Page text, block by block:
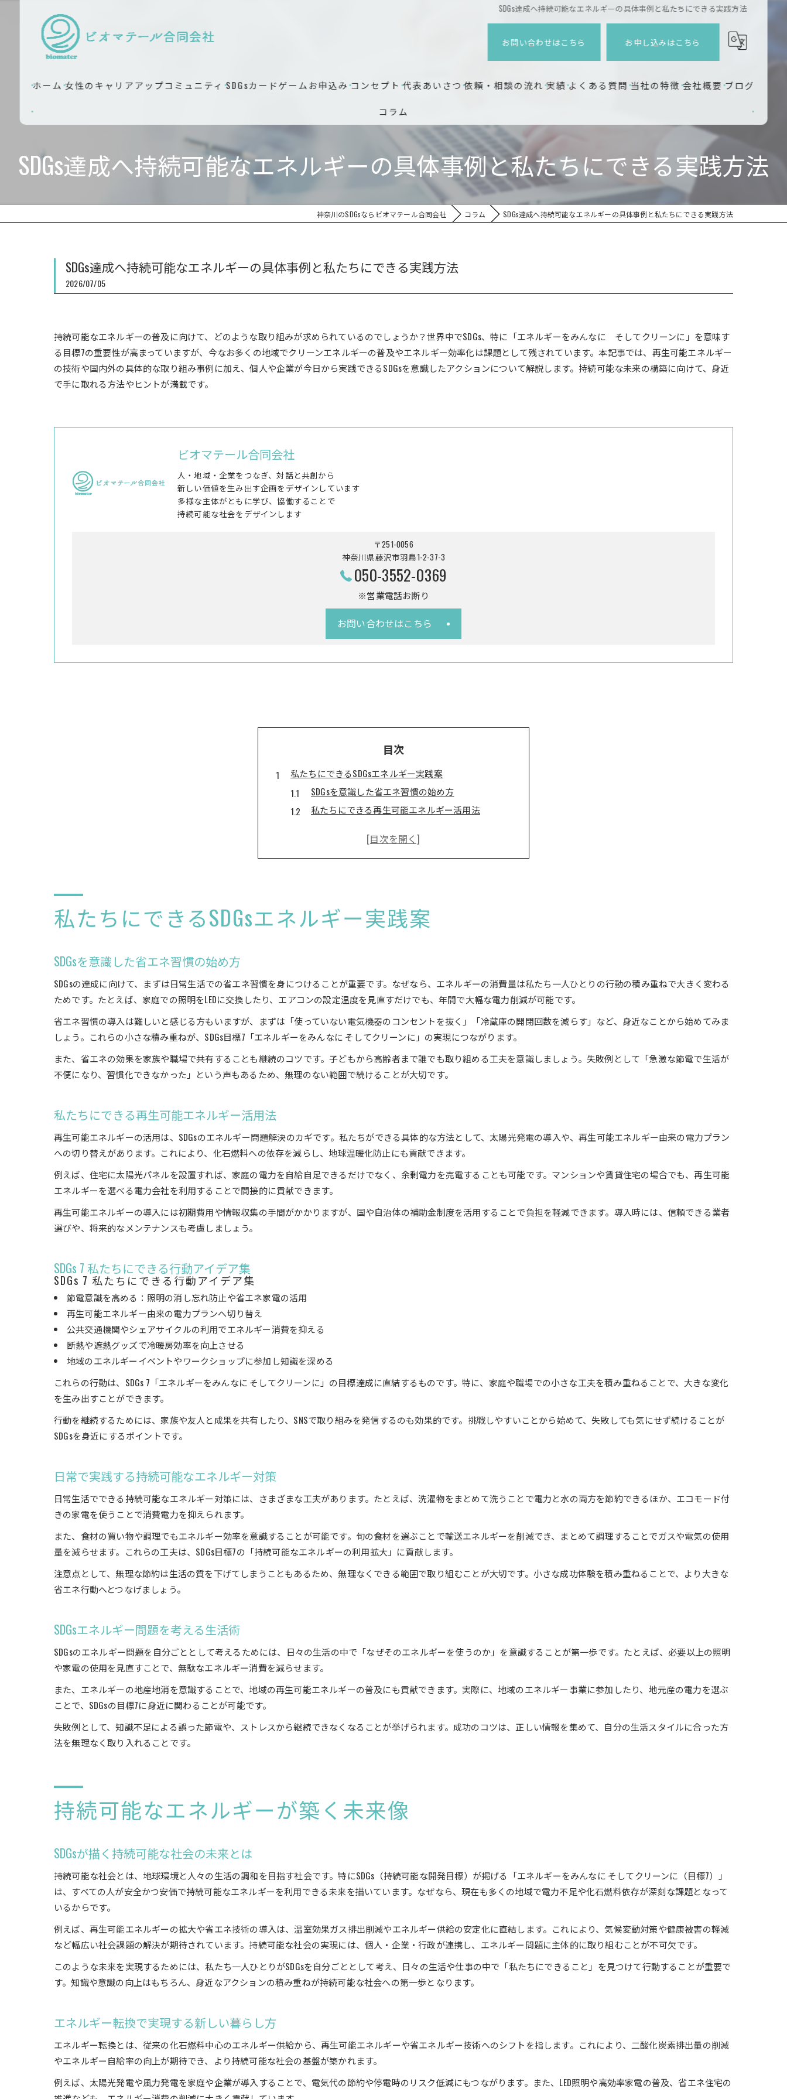
SDGs達成へ持続可能なエネルギーの具体事例と私たちにできる実践方法
お問い合わせはこちら お申し込みはこちら
ホーム 女性のキャリアアップコミュニティ SDGsカードゲームお申込み コンセプト 代表あいさつ 依頼・相談の流れ 実績 よくある質問 当社の特徴
企業研修
企業連携
教育
会社概要 ブログ
コラム
SDGs達成へ持続可能なエネルギーの具体事例と私たちにできる実践方法
神奈川のSDGsならビオマテール合同会社 コラム SDGs達成へ持続可能なエネルギーの具体事例と私たちにできる実践方法
SDGs達成へ持続可能なエネルギーの具体事例と私たちにできる実践方法
2026/07/05
持続可能なエネルギーの普及に向けて、どのような取り組みが求められているのでしょうか？世界中でSDGs、特に「エネルギーをみんなに そしてクリーンに」を意味す
る目標7の重要性が高まっていますが、今なお多くの地域でクリーンエネルギーの普及やエネルギー効率化は課題として残されています。本記事では、再生可能エネルギー
の技術や国内外の具体的な取り組み事例に加え、個人や企業が今日から実践できるSDGsを意識したアクションについて解説します。持続可能な未来の構築に向けて、身近
で手に取れる方法やヒントが満載です。
ビオマテール合同会社
人・地域・企業をつなぎ、対話と共創から
新しい価値を生み出す企画をデザインしています
多様な主体がともに学び、協働することで
持続可能な社会をデザインします
〒251-0056
神奈川県藤沢市羽鳥1-2-37-3
050-3552-0369
※営業電話お断り
お問い合わせはこちら
目次
私たちにできるSDGsエネルギー実践案
SDGsを意識した省エネ習慣の始め方
私たちにできる再生可能エネルギー活用法
日常で実践する持続可能なエネルギー対策
エネルギー転換で実現する新しい暮らし方
再生可能エネルギー事例で考えるSDGs
持続可能なエネルギーの事例から学ぶ
SDGsに役立つ再生可能エネルギーの実践例
再生可能エネルギー普及のSDGs的意義
持続可能なエネルギー取り組み現場レポート
持続可能なエネルギー取り組みの進め方
SDGs 7 取り組み事例を活かす挑戦ポイント
エネルギー私たちにできることの具体策
SDGsエネルギー問題への効果的なアプローチ
身近な行動で始めるSDGsの取り組み方
SDGs実現へ向けた持続可能なエネルギー戦略
SDGs 7 とは何かを深く理解するポイント
私たちにできるSDGsエネルギー実践案
SDGsを意識した省エネ習慣の始め方
SDGsの達成に向けて、まずは日常生活での省エネ習慣を身につけることが重要です。なぜなら、エネルギーの消費量は私たち一人ひとりの行動の積み重ねで大きく変わる
ためです。たとえば、家庭での照明をLEDに交換したり、エアコンの設定温度を見直すだけでも、年間で大幅な電力削減が可能です。
省エネ習慣の導入は難しいと感じる方もいますが、まずは「使っていない電気機器のコンセントを抜く」「冷蔵庫の開閉回数を減らす」など、身近なことから始めてみま
しょう。これらの小さな積み重ねが、SDGs目標7「エネルギーをみんなに そしてクリーンに」の実現につながります。
また、省エネの効果を家族や職場で共有することも継続のコツです。子どもから高齢者まで誰でも取り組める工夫を意識しましょう。失敗例として「急激な節電で生活が
不便になり、習慣化できなかった」という声もあるため、無理のない範囲で続けることが大切です。
私たちにできる再生可能エネルギー活用法
再生可能エネルギーの活用は、SDGsのエネルギー問題解決のカギです。私たちができる具体的な方法として、太陽光発電の導入や、再生可能エネルギー由来の電力プラン
への切り替えがあります。これにより、化石燃料への依存を減らし、地球温暖化防止にも貢献できます。
例えば、住宅に太陽光パネルを設置すれば、家庭の電力を自給自足できるだけでなく、余剰電力を売電することも可能です。マンションや賃貸住宅の場合でも、再生可能
エネルギーを選べる電力会社を利用することで間接的に貢献できます。
再生可能エネルギーの導入には初期費用や情報収集の手間がかかりますが、国や自治体の補助金制度を活用することで負担を軽減できます。導入時には、信頼できる業者
選びや、将来的なメンテナンスも考慮しましょう。
SDGs 7 私たちにできる行動アイデア集
SDGs 7 私たちにできる行動アイデア集
節電意識を高める：照明の消し忘れ防止や省エネ家電の活用
再生可能エネルギー由来の電力プランへ切り替え
公共交通機関やシェアサイクルの利用でエネルギー消費を抑える
断熱や遮熱グッズで冷暖房効率を向上させる
地域のエネルギーイベントやワークショップに参加し知識を深める
これらの行動は、SDGs 7「エネルギーをみんなに そしてクリーンに」の目標達成に直結するものです。特に、家庭や職場での小さな工夫を積み重ねることで、大きな変化
を生み出すことができます。
行動を継続するためには、家族や友人と成果を共有したり、SNSで取り組みを発信するのも効果的です。挑戦しやすいことから始めて、失敗しても気にせず続けることが
SDGsを身近にするポイントです。
日常で実践する持続可能なエネルギー対策
日常生活でできる持続可能なエネルギー対策には、さまざまな工夫があります。たとえば、洗濯物をまとめて洗うことで電力と水の両方を節約できるほか、エコモード付
きの家電を使うことで消費電力を抑えられます。
また、食材の買い物や調理でもエネルギー効率を意識することが可能です。旬の食材を選ぶことで輸送エネルギーを削減でき、まとめて調理することでガスや電気の使用
量を減らせます。これらの工夫は、SDGs目標7の「持続可能なエネルギーの利用拡大」に貢献します。
注意点として、無理な節約は生活の質を下げてしまうこともあるため、無理なくできる範囲で取り組むことが大切です。小さな成功体験を積み重ねることで、より大きな
省エネ行動へとつなげましょう。
SDGsエネルギー問題を考える生活術
SDGsのエネルギー問題を自分ごととして考えるためには、日々の生活の中で「なぜそのエネルギーを使うのか」を意識することが第一歩です。たとえば、必要以上の照明
や家電の使用を見直すことで、無駄なエネルギー消費を減らせます。
また、エネルギーの地産地消を意識することで、地域の再生可能エネルギーの普及にも貢献できます。実際に、地域のエネルギー事業に参加したり、地元産の電力を選ぶ
ことで、SDGsの目標7に身近に関わることが可能です。
失敗例として、知識不足による誤った節電や、ストレスから継続できなくなることが挙げられます。成功のコツは、正しい情報を集めて、自分の生活スタイルに合った方
法を無理なく取り入れることです。
持続可能なエネルギーが築く未来像
SDGsが描く持続可能な社会の未来とは
持続可能な社会とは、地球環境と人々の生活の調和を目指す社会です。特にSDGs（持続可能な開発目標）が掲げる「エネルギーをみんなに そしてクリーンに（目標7）」
は、すべての人が安全かつ安価で持続可能なエネルギーを利用できる未来を描いています。なぜなら、現在も多くの地域で電力不足や化石燃料依存が深刻な課題となって
いるからです。
例えば、再生可能エネルギーの拡大や省エネ技術の導入は、温室効果ガス排出削減やエネルギー供給の安定化に直結します。これにより、気候変動対策や健康被害の軽減
など幅広い社会課題の解決が期待されています。持続可能な社会の実現には、個人・企業・行政が連携し、エネルギー問題に主体的に取り組むことが不可欠です。
このような未来を実現するためには、私たち一人ひとりがSDGsを自分ごととして考え、日々の生活や仕事の中で「私たちにできること」を見つけて行動することが重要で
す。知識や意識の向上はもちろん、身近なアクションの積み重ねが持続可能な社会への第一歩となります。
エネルギー転換で実現する新しい暮らし方
エネルギー転換とは、従来の化石燃料中心のエネルギー供給から、再生可能エネルギーや省エネルギー技術へのシフトを指します。これにより、二酸化炭素排出量の削減
やエネルギー自給率の向上が期待でき、より持続可能な社会の基盤が築かれます。
例えば、太陽光発電や風力発電を家庭や企業が導入することで、電気代の節約や停電時のリスク低減にもつながります。また、LED照明や高効率家電の普及、省エネ住宅の